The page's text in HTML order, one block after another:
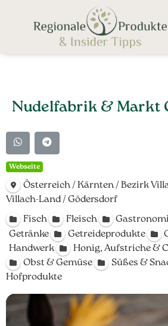
Nudelfabrik & Markt
Webseite
Österreich / Kärnten / Bezirk
Villach-Land / Gödersdorf
Fisch Fleisch
Getränke
Getreideprodukte
Handwerk
Honig, Aufstriche &
Obst & Gemüse
Süßes &
Hofprodukte